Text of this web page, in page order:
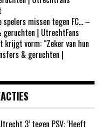
spelers missen tegen FC… –
| UtrechtFans
krijgt vorm: “Zeker van hun
& geruchten |
3’ tegen PSV: ‘Heeft